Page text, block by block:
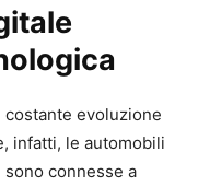
costante evoluzione
infatti, le automobili
connesse a